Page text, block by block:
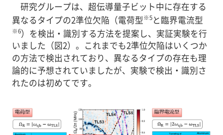
研究グループは、超伝導量子ビット中に存在する
異なるタイプの2準位欠陥（電荷型※5と臨界電流型
※6）を検出・識別する方法を提案し、実証実験を行
いました（図2）。これまでも2準位欠陥はいくつか
の方法で検出されており、異なるタイプの存在も理
論的に予想されていましたが、実験で検出・識別さ
れたのは初めてです。